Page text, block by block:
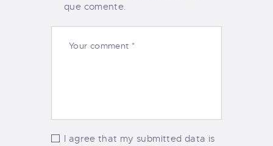
que comente.
I agree that my submitted data is